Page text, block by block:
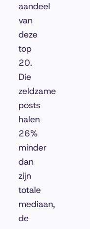
aandeel
van
deze
top
20.
Die
zeldzame
posts
halen
26%
minder
dan
zijn
totale
mediaan,
de